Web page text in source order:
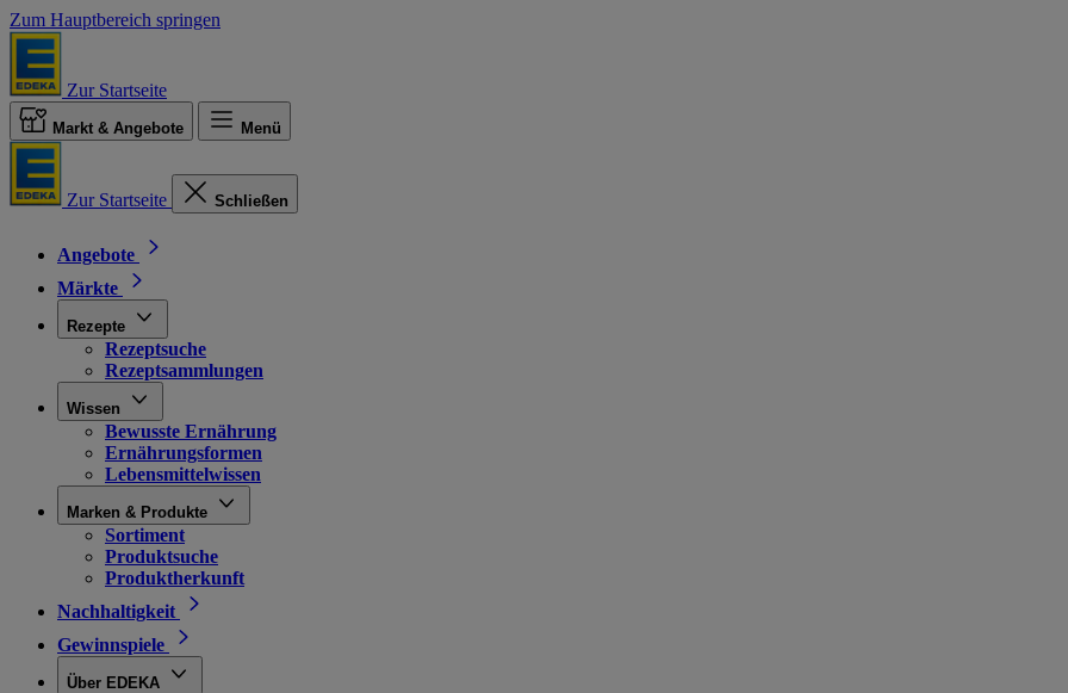
Zum Hauptbereich springen
Zur Startseite
Markt & Angebote Menü
Zur Startseite Schließen
Angebote
Märkte
Rezepte
Rezeptsuche
Rezeptsammlungen
Wissen
Bewusste Ernährung
Ernährungsformen
Lebensmittelwissen
Marken & Produkte
Sortiment
Produktsuche
Produktherkunft
Nachhaltigkeit
Gewinnspiele
Über EDEKA